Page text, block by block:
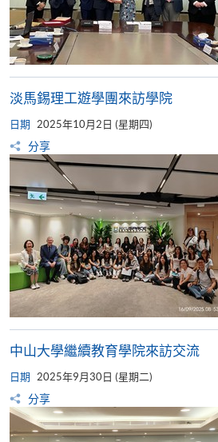
​​淡馬錫理工遊學團來訪學院
日期 2025年10月2日 (星期四)
分享
中山大學繼續教育學院來訪交流​
日期 2025年9月30日 (星期二)
分享